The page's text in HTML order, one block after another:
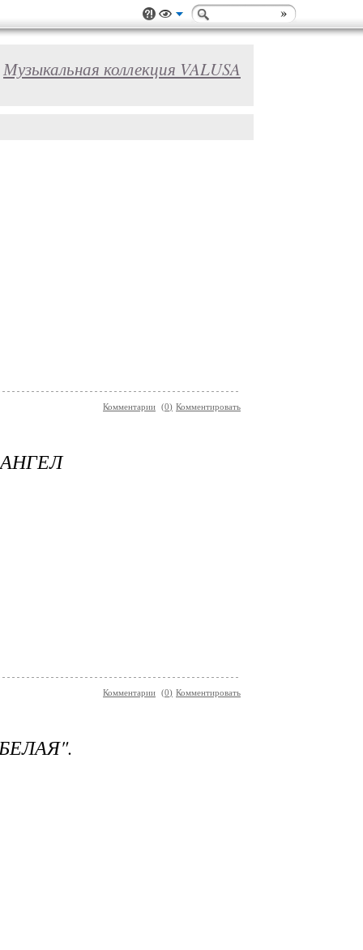
Музыкальная коллекция VALUSA
Комментарии (0) Комментировать
Комментарии (0) Комментировать